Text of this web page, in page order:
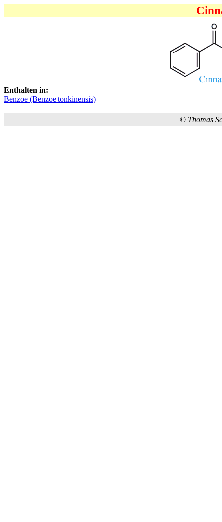
Enthalten in:
Benzoe (Benzoe tonkinensis)
© Thomas